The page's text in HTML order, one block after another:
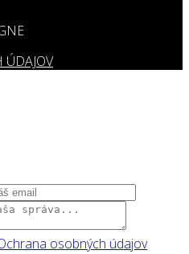
ÚDAJOV
osobných údajov